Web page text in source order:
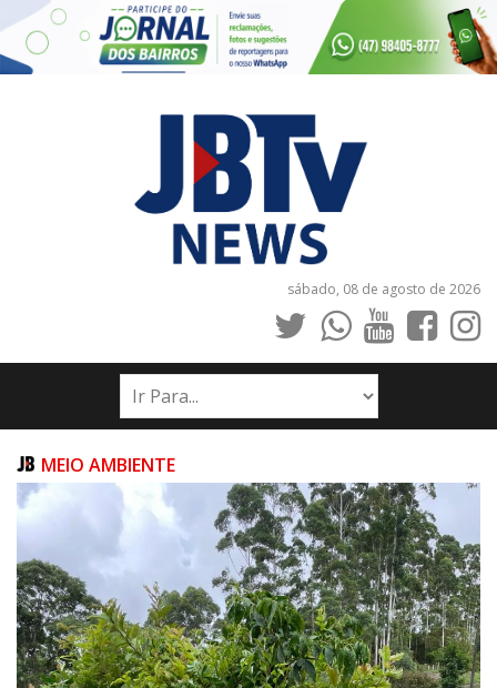
sábado, 08 de agosto de 2026
INÍCIO
NOTÍCIAS
JORNAIS
PUBLICAÇÕES LEGAIS
CONTATO
MEIO AMBIENTE